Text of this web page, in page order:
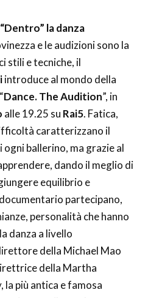
la danza
e le audizioni sono la
stili e tecniche, il
introduce al mondo della
Dance. The Audition”, in
alle 19.25 su Rai5. Fatica,
caratterizzano il
ballerino, ma grazie al
dando il meglio di
equilibrio e
partecipano,
personalità che hanno
danza a livello
della Michael Mao
della Martha
la più antica e famosa